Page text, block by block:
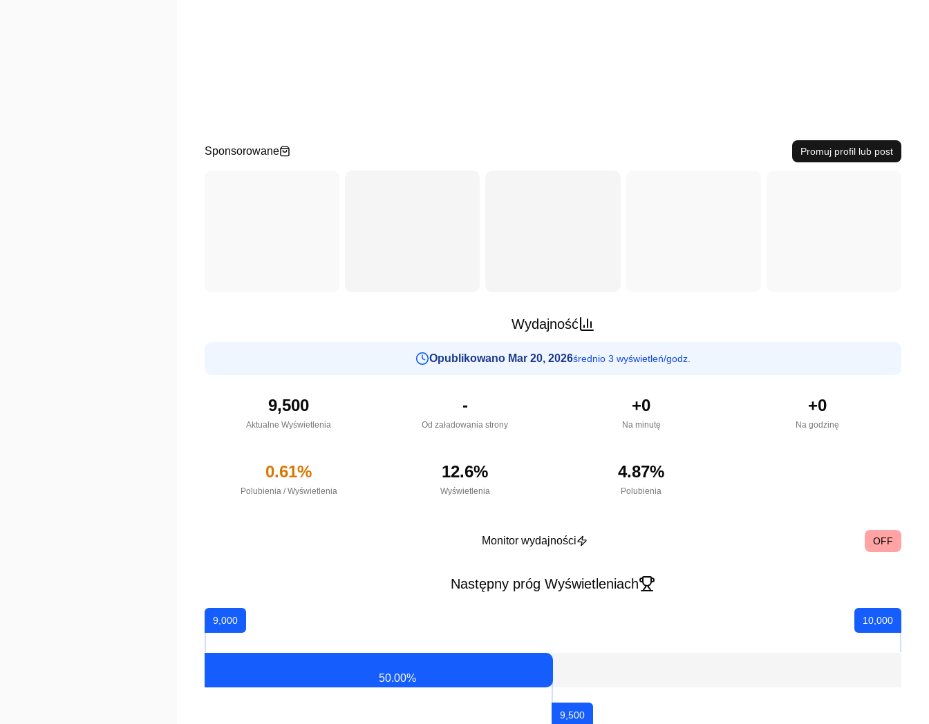
Sponsorowane Promuj profil lub post
Wydajność
Opublikowano Mar 20, 2026średnio 3 wyświetleń/godz.
9,500
Aktualne Wyświetlenia
-
Od załadowania strony
+0
Na minutę
+0
Na godzinę
0.61%
Polubienia/Wyświetlenia
12.6%
Wyświetlenia
4.87%
Polubienia
Monitor wydajności OFF
Następny próg Wyświetleniach
9,000
50.00%
9,500
10,000